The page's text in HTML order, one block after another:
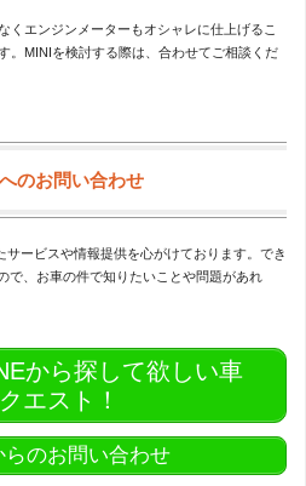
くエンジンメーターもオシャレに仕上げるこ
。MINIを検討する際は、合わせてご相談くだ
のお問い合わせ
ービスや情報提供を心がけております。でき
で、お車の件で知りたいことや問題があれ
から探して欲しい車
エスト！
らのお問い合わせ